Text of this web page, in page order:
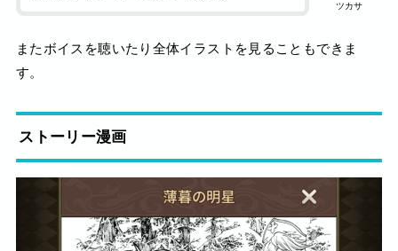
ツカサ
またボイスを聴いたり全体イラストを見ることもできま
す。
ストーリー漫画